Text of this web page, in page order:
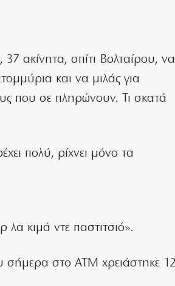
37 ακίνητα, σπίτι Βολταίρου, να
και να μιλάς για
που σε πληρώνουν. Τι σκατά
πολύ, ρίχνει μόνο τα
λα κιμά ντε παστιτσιό».
σήμερα στο ΑΤΜ χρειάστηκε 12